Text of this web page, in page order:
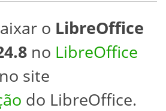
o LibreOffice
no LibreOffice
site
do LibreOffice.